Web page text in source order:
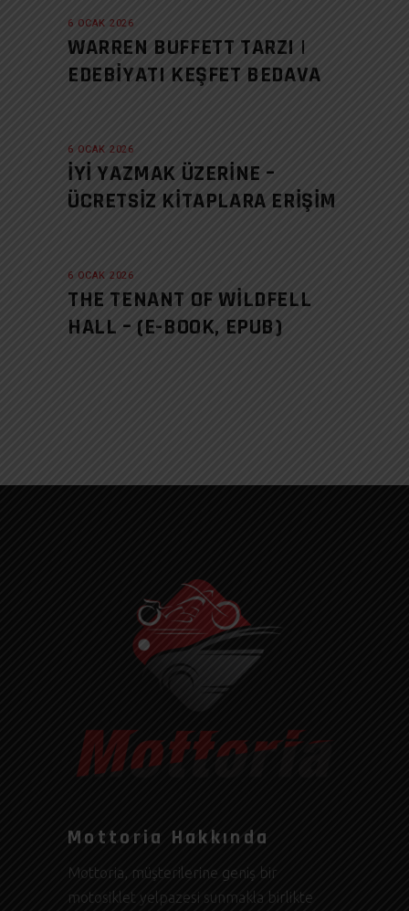
6 OCAK 2026
WARREN BUFFETT TARZI |
EDEBIYATI KEŞFET BEDAVA
6 OCAK 2026
İYI YAZMAK ÜZERINE –
ÜCRETSIZ KITAPLARA ERIŞIM
6 OCAK 2026
THE TENANT OF WILDFELL
HALL – (E-BOOK, EPUB)
Mottoria Hakkında
Mottoria, müşterilerine geniş bir
motosiklet yelpazesi sunmakla birlikte